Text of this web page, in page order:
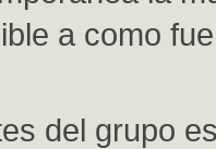
a como
del grupo